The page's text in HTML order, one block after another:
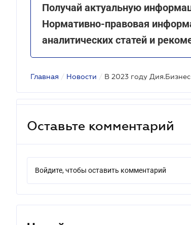
Получай актуальную
Нормативно-правовая
аналитических статей и
Главная / Новости /
Оставьте комментарий
Войдите, чтобы оставить комментарий